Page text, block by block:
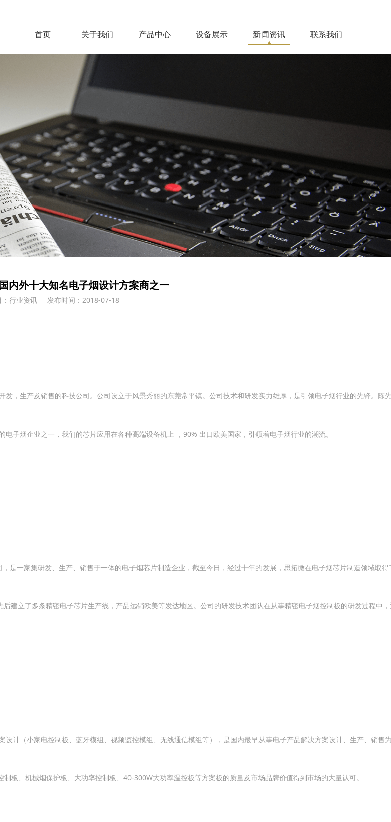
首页 关于我们 产品中心 设备展示 新闻资讯 联系我们
内外十大知名电子烟设计方案商之一
：行业资讯 发布时间：2018-07-18
，生产及销售的科技公司。公司设立于风景秀丽的东莞常平镇。公司技术和研发实力雄厚，是引领电子烟行业的先锋。
子烟企业之一，我们的芯片应用在各种高端设备机上 ，90% 出口欧美国家，引领着电子烟行业的潮流。
是一家集研发、生产、销售于一体的电子烟芯片制造企业，截至今日，经过十年的发展，思拓微在电子烟芯片制造领
建立了多条精密电子芯片生产线，产品远销欧美等发达地区。公司的研发技术团队在从事精密电子烟控制板的研发过
计（小家电控制板、蓝牙模组、视频监控模组、无线通信模组等），是国内最早从事电子产品解决方案设计、生产、
板、机械烟保护板、大功率控制板、40-300W大功率温控板等方案板的质量及市场品牌价值得到市场的大量认可。